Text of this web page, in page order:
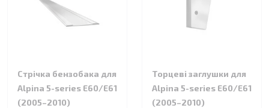
Стрічка бензобака для
Alpina 5-series E60/E61
(2005–2010)
Торцеві заглушки для
Alpina 5-series E60/E61
(2005–2010)